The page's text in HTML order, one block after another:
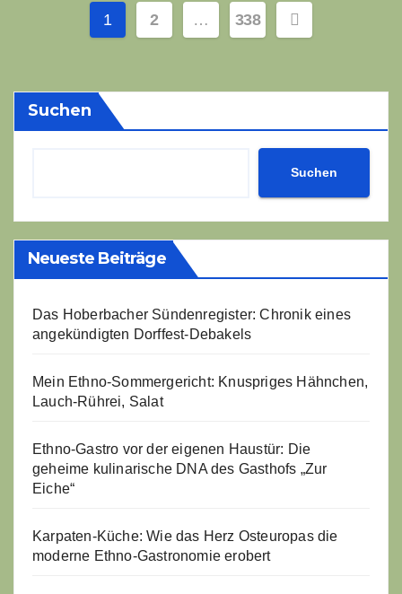
Seitennummerierung
Beiträge
1 2 … 338
Suchen
Suchen
Neueste Beiträge
Das Hoberbacher Sündenregister: Chronik eines
angekündigten Dorffest-Debakels
Mein Ethno-Sommergericht: Knuspriges Hähnchen,
Lauch-Rührei, Salat
Ethno-Gastro vor der eigenen Haustür: Die
geheime kulinarische DNA des Gasthofs „Zur
Eiche“
Karpaten-Küche: Wie das Herz Osteuropas die
moderne Ethno-Gastronomie erobert